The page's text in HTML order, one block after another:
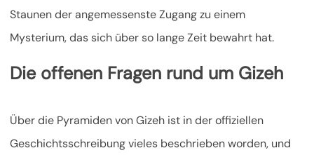
Staunen der angemessenste Zugang zu einem
Mysterium, das sich über so lange Zeit bewahrt hat.
Die offenen Fragen rund um Gizeh
Über die Pyramiden von Gizeh ist in der offiziellen
Geschichtsschreibung vieles beschrieben worden, und